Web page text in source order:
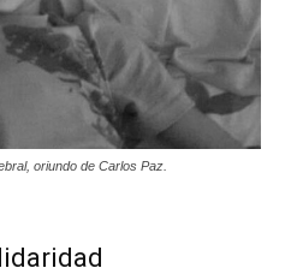
oriundo de Carlos Paz.